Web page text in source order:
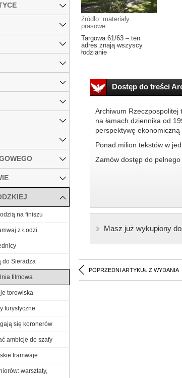
źródło: materiały
prasowe
Targowa 61/63 – ten
adres znają wszyscy
łodzianie
Dostęp do treści
Archiwum Rzeczpospolitej
na łamach dziennika od
perspektywę ekonomiczną
Ponad milion tekstów w
Zamów dostęp do
Masz już wykupiony
POPRZEDNI ARTYKUŁ Z WYDANIA
na finiszu
z Łodzi
do Sieradza
filmowa
torowiska
turystyczne
się koronerów
ambicje do szafy
tramwaje
warsztaty,